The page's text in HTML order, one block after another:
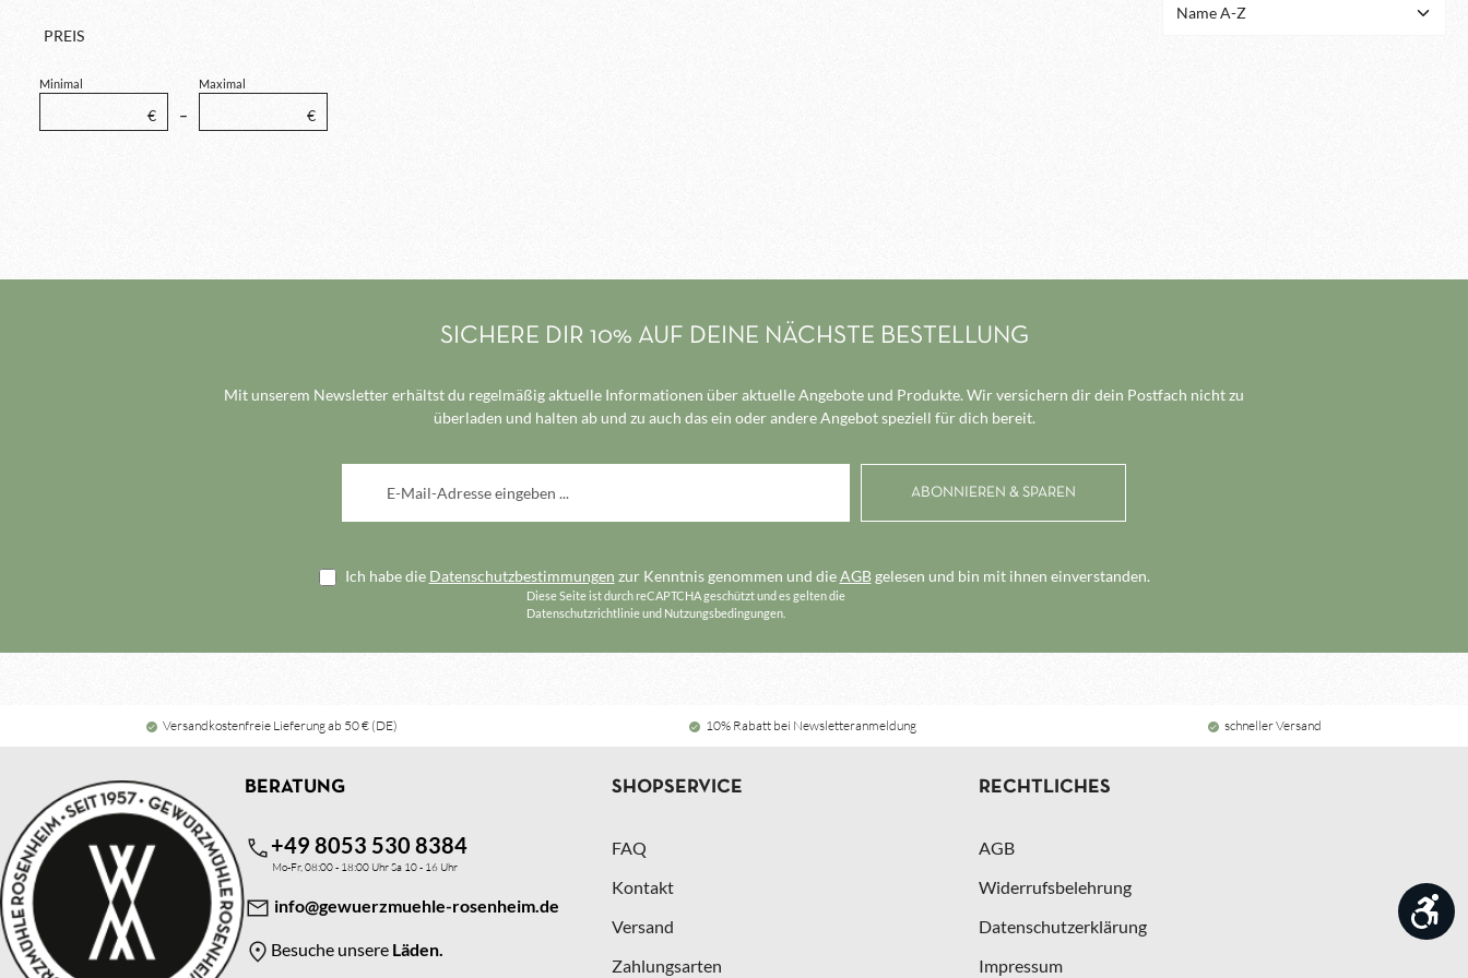
PREIS
Minimal
€ –
Maximal
€
SICHERE DIR 10% AUF DEINE NÄCHSTE BESTELLUNG
Mit unserem Newsletter erhältst du regelmäßig aktuelle Informationen über aktuelle Angebote und Produkte. Wir versichern dir dein Postfach nicht zu
überladen und halten ab und zu auch das ein oder andere Angebot speziell für dich bereit.
Ich habe die Datenschutzbestimmungen zur Kenntnis genommen und dieAGBgelesen und bin mit ihnen einverstanden.
Diese Seite ist durch reCAPTCHA geschützt und es gelten die
Datenschutzrichtlinieund Nutzungsbedingungen
Versandkostenfreie Lieferung ab 50 € (DE) 10% Rabatt bei Newsletteranmeldung schneller Versand
BERATUNG
+49 8053 530 8384
Mo-Fr, 08:00 - 18:00 Uhr Sa 10 - 16 Uhr
info@gewuerzmuehle-rosenheim.de
Besuche unsere Läden.
SHOPSERVICE
FAQ
Kontakt
Versand
Zahlungsarten
RECHTLICHES
AGB
Widerrufsbelehrung
Datenschutzerklärung
Impressum